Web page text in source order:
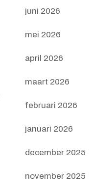
juni 2026
mei 2026
april 2026
maart 2026
februari 2026
januari 2026
december 2025
november 2025